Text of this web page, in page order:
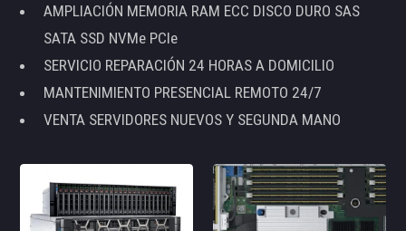
AMPLIACIÓN MEMORIA RAM ECC DISCO DURO SAS
SATA SSD NVMe PCIe
SERVICIO REPARACIÓN 24 HORAS A DOMICILIO
MANTENIMIENTO PRESENCIAL REMOTO 24/7
VENTA SERVIDORES NUEVOS Y SEGUNDA MANO